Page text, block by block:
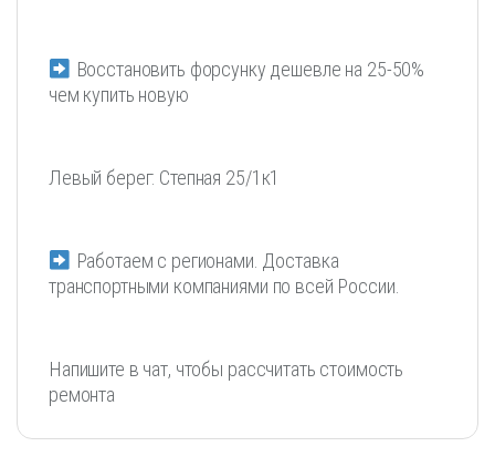
Восстановить форсунку дешевле на 25-50%
чем купить новую
Левый берег: Степная 25/1к1
Работаем с регионами. Доставка
транспортными компаниями по всей России.
Напишите в чат, чтобы рассчитать стоимость
ремонта